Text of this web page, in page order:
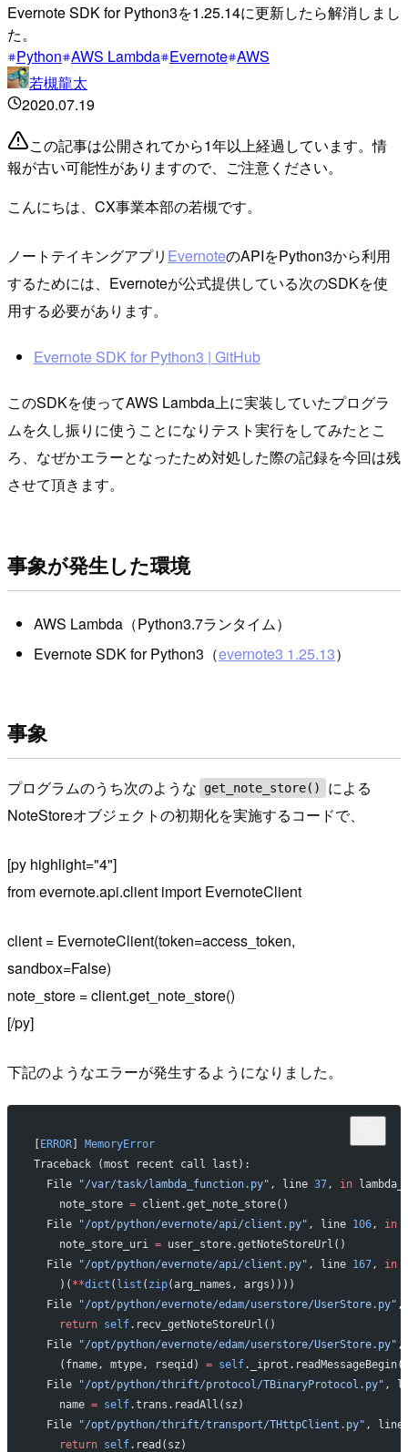
Evernote SDK for Python3を1.25.14に更新したら解消しまし
た。
Python AWS Lambda Evernote AWS
若槻龍太
2020.07.19
この記事は公開されてから1年以上経過しています。情
報が古い可能性がありますので、ご注意ください。
こんにちは、CX事業本部の若槻です。
ノートテイキングアプリ EvernoteのAPIをPython3から利用
するためには、Evernoteが公式提供している次のSDKを使
用する必要があります。
Evernote SDK for Python3 | GitHub
このSDKを使ってAWS Lambda上に実装していたプログラ
ムを久し振りに使うことになりテスト実行をしてみたとこ
ろ、なぜかエラーとなったため対処した際の記録を今回は残
させて頂きます。
事象が発生した環境
AWS Lambda（Python3.7ランタイム）
Evernote SDK for Python3（evernote3 1.25.13）
事象
プログラムのうち次のような get_note_store()
による
NoteStoreオブジェクトの初期化を実施するコードで、
[py highlight="4"]
from evernote.api.client import EvernoteClient
client = EvernoteClient(token=access_token,
sandbox=False)
note_store = client.get_note_store()
[/py]
下記のようなエラーが発生するようになりました。
ERROR] MemoryError
Traceback (most recent call last):
  File
"/var/task/lambda_function.py" , line 37, in
    note_store
= client.get_note_store()
  File
"/opt/python/evernote/api/client.py" , line 106, in
    note_store_uri
= user_store.getNoteStoreUrl()
  File
"/opt/python/evernote/api/client.py" , line 167, in
    )(
**dict ( list ( zip(arg_names, args))))
  File
"/opt/python/evernote/edam/userstore/UserStore.py" ,
    return
self.recv_getNoteStoreUrl()
  File
"/opt/python/evernote/edam/userstore/UserStore.py" ,
    (fname, mtype, rseqid)
= self
  File
"/opt/python/thrift/protocol/TBinaryProtocol.py" ,
    name
= self.trans.readAll(sz)
  File
"/opt/python/thrift/transport/THttpClient.py" ,
    return
self.read(sz)